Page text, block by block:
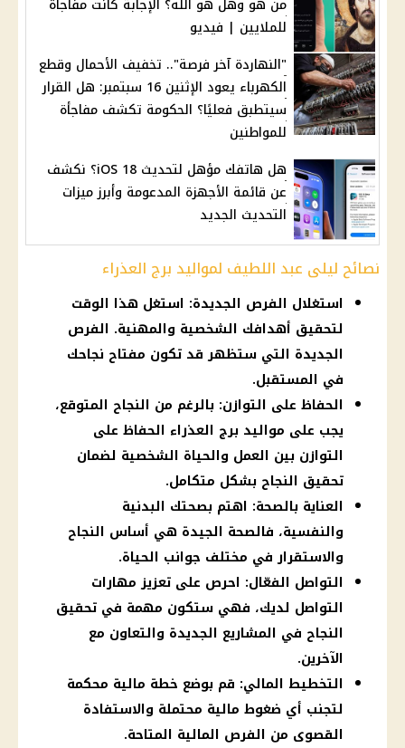
للملايين | فيديو
"النهاردة آخر فرصة".. تخفيف الأحمال وقطع
الكهرباء يعود الإثنين 16 سبتمبر: هل القرار
سيتطبق فعليًا؟ الحكومة تكشف مفاجأة
للمواطنين
هل هاتفك مؤهل لتحديث iOS 18؟ نكشف
عن قائمة الأجهزة المدعومة وأبرز ميزات
التحديث الجديد
نصائح ليلى عبد اللطيف لمواليد برج العذراء
استغلال الفرص الجديدة: استغل هذا الوقت
لتحقيق أهدافك الشخصية والمهنية. الفرص
الجديدة التي ستظهر قد تكون مفتاح نجاحك
في المستقبل.
الحفاظ على التوازن: بالرغم من النجاح المتوقع،
يجب على مواليد برج العذراء الحفاظ على
التوازن بين العمل والحياة الشخصية لضمان
تحقيق النجاح بشكل متكامل.
العناية بالصحة: اهتم بصحتك البدنية
والنفسية، فالصحة الجيدة هي أساس النجاح
والاستقرار في مختلف جوانب الحياة.
التواصل الفعّال: احرص على تعزيز مهارات
التواصل لديك، فهي ستكون مهمة في تحقيق
النجاح في المشاريع الجديدة والتعاون مع
الآخرين.
التخطيط المالي: قم بوضع خطة مالية محكمة
لتجنب أي ضغوط مالية محتملة والاستفادة
القصوى من الفرص المالية المتاحة.